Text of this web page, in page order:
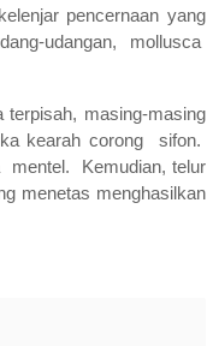
pencernaan yang
udangan,
mollusca
terpisah, masing-masing
kearah corong
sifon.
mentel.
Kemudian, telur
menetas menghasilkan